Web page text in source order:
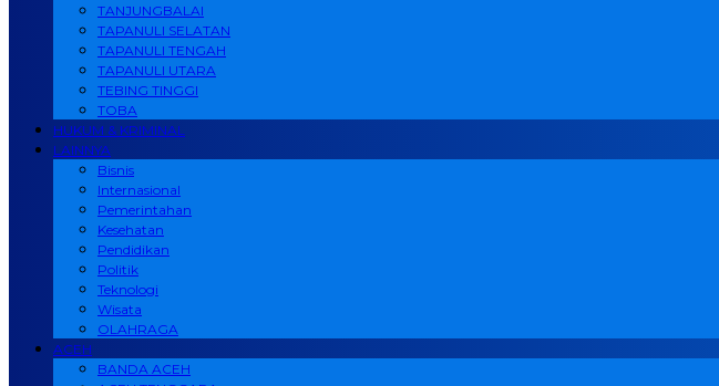
TANJUNGBALAI
TAPANULI SELATAN
TAPANULI TENGAH
TAPANULI UTARA
TEBING TINGGI
TOBA
HUKUM & KRIMINAL
LAINNYA
Bisnis
Internasional
Pemerintahan
Kesehatan
Pendidikan
Politik
Teknologi
Wisata
OLAHRAGA
ACEH
BANDA ACEH